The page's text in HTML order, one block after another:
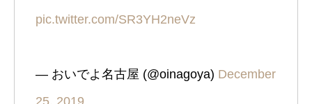
pic.twitter.com/SR3YH2neVz
— おいでよ名古屋 (@oinagoya) December
25, 2019